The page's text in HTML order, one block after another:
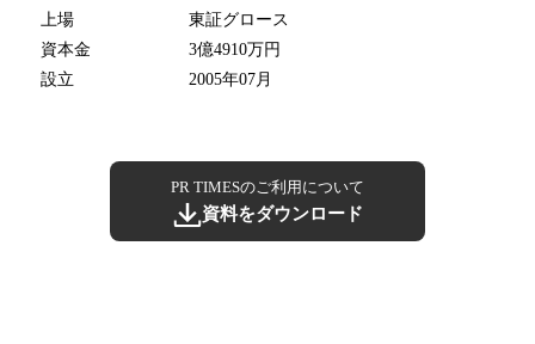
上場
東証グロース
資本金
3億4910万円
設立
2005年07月
PR TIMESのご利用について
資料をダウンロード